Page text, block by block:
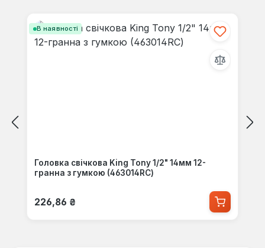
В наявності
Головка свічкова King Tony 1/2" 14мм 12-
гранна з гумкою (463014RC)
Звичайна ціна:
226,86 ₴